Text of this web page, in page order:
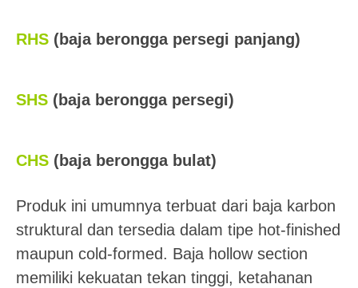
RHS (baja berongga persegi panjang)
SHS (baja berongga persegi)
CHS (baja berongga bulat)
Produk ini umumnya terbuat dari baja karbon
struktural dan tersedia dalam tipe hot-finished
maupun cold-formed. Baja hollow section
memiliki kekuatan tekan tinggi, ketahanan